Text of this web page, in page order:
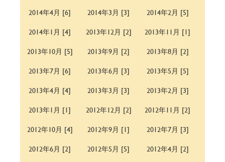
2014年4月 [6]
2014年3月 [3]
2014年2月 [5]
2014年1月 [4]
2013年12月 [2]
2013年11月 [1]
2013年10月 [5]
2013年9月 [2]
2013年8月 [2]
2013年7月 [6]
2013年6月 [3]
2013年5月 [5]
2013年4月 [4]
2013年3月 [3]
2013年2月 [3]
2013年1月 [1]
2012年12月 [2]
2012年11月 [2]
2012年10月 [4]
2012年9月 [1]
2012年7月 [3]
2012年6月 [2]
2012年5月 [5]
2012年4月 [2]